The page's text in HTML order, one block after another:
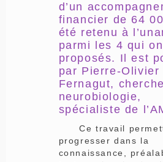
d’un
financier de 64
été retenu à
parmi les 4 qui
proposés. Il est
par Pierre-Olivier
Fernagut,
neurobiologie,
spécialiste de
Ce travail
progresser dans la
connaissance,